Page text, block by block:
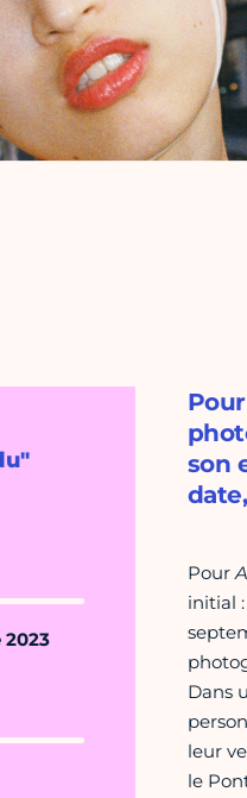
2023
son
Pour
initial
Dans
leur
le